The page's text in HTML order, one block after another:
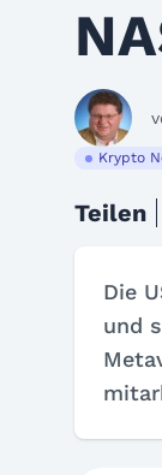
Krypto
Teilen
Die
und